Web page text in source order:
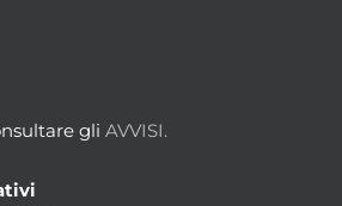
gli AVVISI.